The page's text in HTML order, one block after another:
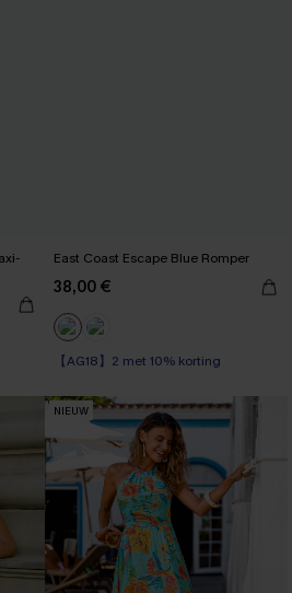
East Coast Escape Blue Romper
38,00 €
【AG18】2 met 10% korting
NIEUW